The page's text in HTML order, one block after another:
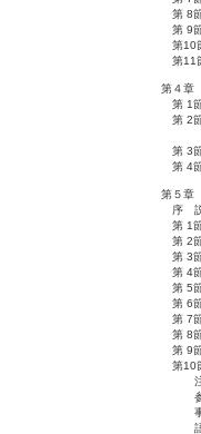
第 8
第 9
第10
第11
第４章
第 1
第 2
・『
第 3
第 4
第５章
序 説
第 1
第 2
第 3
第 4
第 5
第 6
第 7
第 8
第 9
第10
参
事
語彙